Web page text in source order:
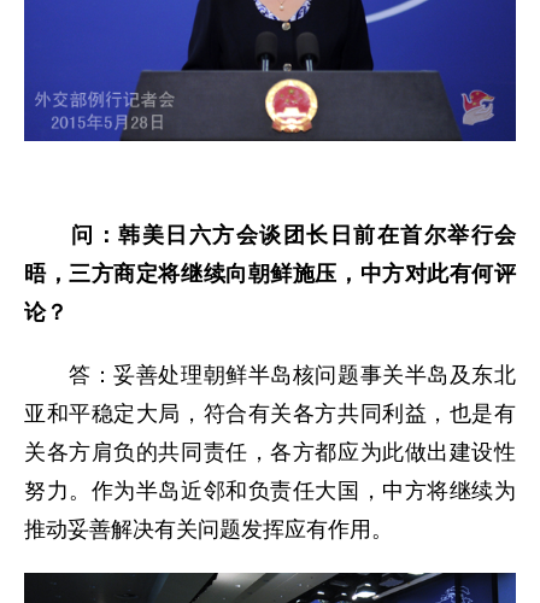
问：韩美日六方会谈团长日前在首尔举行会
晤，三方商定将继续向朝鲜施压， 中方对此有何评
论？
答：妥善处理朝鲜半岛核问题事关半岛及东北
亚和平稳定大局，符合有关各方共同利益，也是有
关各方肩负的共同责任，各方都应为此做出建设性
努力。作为半岛近邻和负责任大国，中方将继续为
推动妥善解决有关问题发挥应有作用。